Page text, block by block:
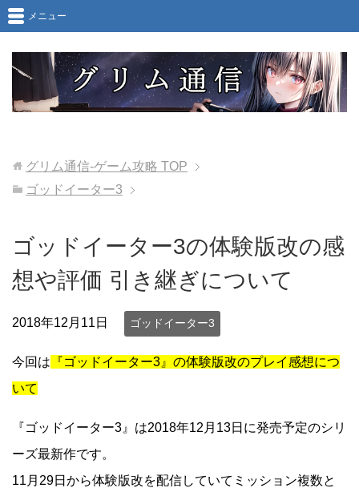
メニュー
グリム通信-ゲーム攻略 TOP
ゴッドイーター3
ゴッドイーター3の体験版改の感
想や評価 引き継ぎについて
2018年12月11日 ゴッドイーター3
今回は 『ゴッドイーター3』の体験版改のプレイ感想につ
いて
『ゴッドイーター3』は2018年12月13日に発売予定のシリ
ーズ最新作です。
11月29日から体験版改を配信していてミッション複数と